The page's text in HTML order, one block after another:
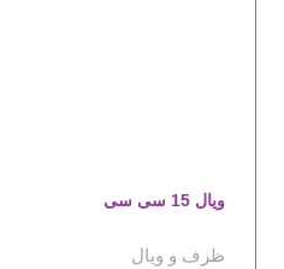
ویال 15 سی سی
ظرف و ویال